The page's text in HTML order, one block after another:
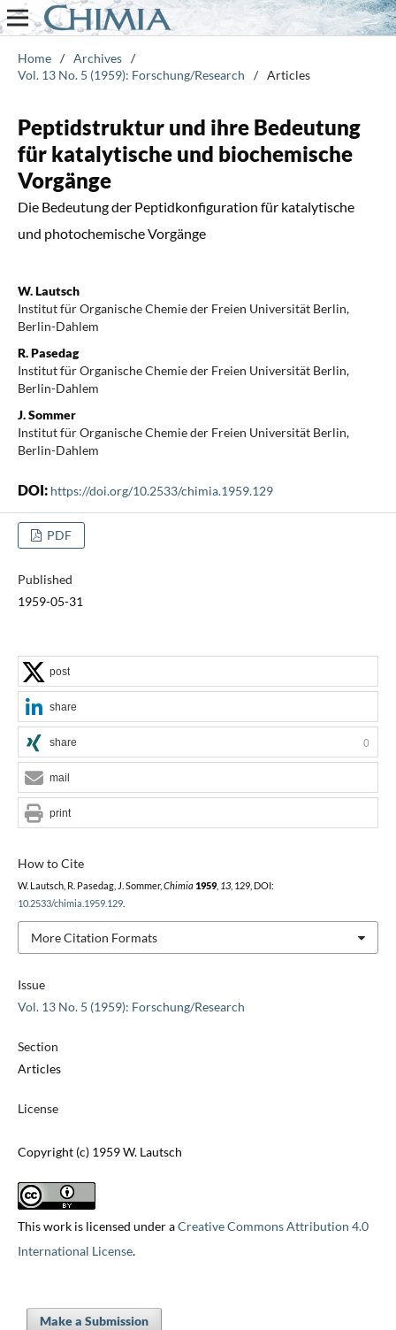
Home / Archives /
Vol. 13 No. 5 (1959): Forschung/Research
/ Articles
Peptidstruktur und ihre Bedeutung
für katalytische und biochemische
Vorgänge
Die Bedeutung der Peptidkonfiguration für katalytische
und photochemische Vorgänge
W. Lautsch
Institut für Organische Chemie der Freien Universität Berlin,
Berlin-Dahlem
R. Pasedag
Institut für Organische Chemie der Freien Universität Berlin,
Berlin-Dahlem
J. Sommer
Institut für Organische Chemie der Freien Universität Berlin,
Berlin-Dahlem
DOI: https://doi.org/10.2533/chimia.1959.129
PDF
Published
1959-05-31
Issue
Vol. 13 No. 5 (1959): Forschung/Research
Section
Articles
License
Copyright (c) 1959 W. Lautsch
This work is licensed under aCreative Commons Attribution 4.0
International License.
How to Cite
W. Lautsch, R. Pasedag, J. Sommer, Chimia 1959, 13, 129, DOI:
10.2533/chimia.1959.129.
More Citation Formats
post
share
share 0
mail
print
Make a Submission